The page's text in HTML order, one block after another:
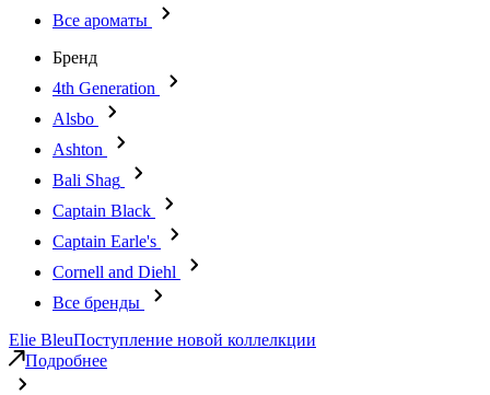
Все ароматы
Бренд
4th Generation
Alsbo
Ashton
Bali Shag
Captain Black
Captain Earle's
Cornell and Diehl
Все бренды
Elie BleuПоступление новой коллелкции
Подробнее